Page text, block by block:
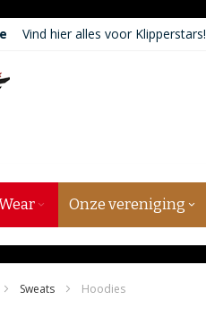
Vind hier alles voor Klipperstars!
Onze vereniging
Sweats Hoodies